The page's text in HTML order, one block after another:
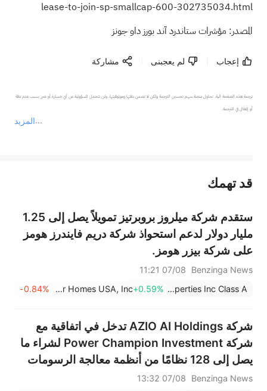
lease-to-join-sp-smallcap-600-302735034.html
المصدر: مؤشرات ستاندرد آند بورز داو جونز
إعجاب لم يعجبنى مشاركة
المزيد
ترجمة هذه الصفحة آلية. تحاول منصة سهم تحسين الترجمة ولكن لا تضمن دقتها وموثوقيتها، ولن تتحمل المسؤولية عن أي خسارة أو ضرر بسبب عدم دقة
أو إغفال في الترجمة.
عند الضرورة، يرجى استشارة مستشار استثمار محترف. لا تقدم منصة سهم أي مشورة استثمارية، ولا تقدم أي التزامات أو ضمانات.
قد تهمك
ستقدم شركة ميلروز بروبرتيز تمويلاً يصل إلى 1.25
مليار دولار لدعم استحواذ شركة دريم فايندرز هومز
على شركة بيزر هومز.
Benzinga News
07/08 11:21
Millrose Properties Inc Class A
+0.59%
Beazer Homes USA, Inc.
-0.84%
شركة AZIO AI Holdings تدخل في اتفاقية مع
شركة Power Champion Investment لشراء ما
يصل إلى 128 نظامًا من أنظمة معالجة الرسومات
NVIDIA B300
Benzinga News
07/08 13:32